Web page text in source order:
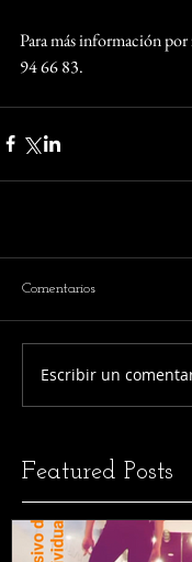
Para más información
94 66 83.
Comentarios
Escribir un
Featured Posts